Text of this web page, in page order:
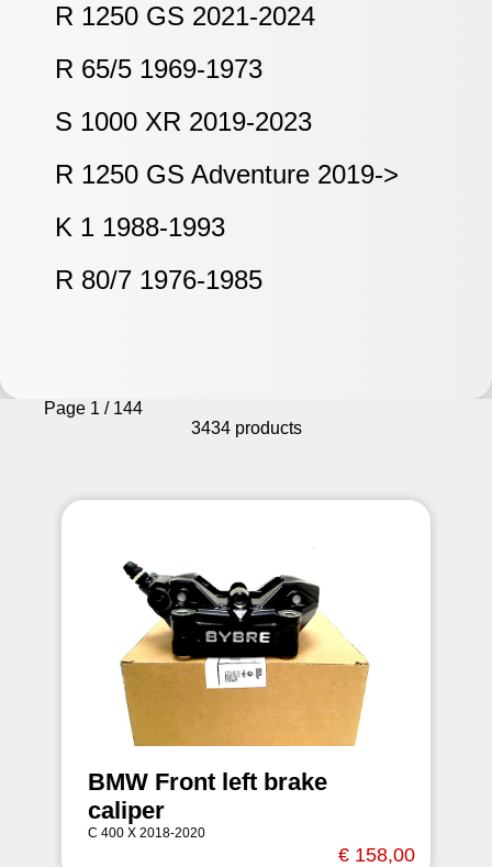
R 1250 GS 2021-2024
R 65/5 1969-1973
S 1000 XR 2019-2023
R 1250 GS Adventure 2019->
K 1 1988-1993
R 80/7 1976-1985
Page 1 / 144
3434 products
BMW Front left brake
caliper
C 400 X 2018-2020
€ 158,00